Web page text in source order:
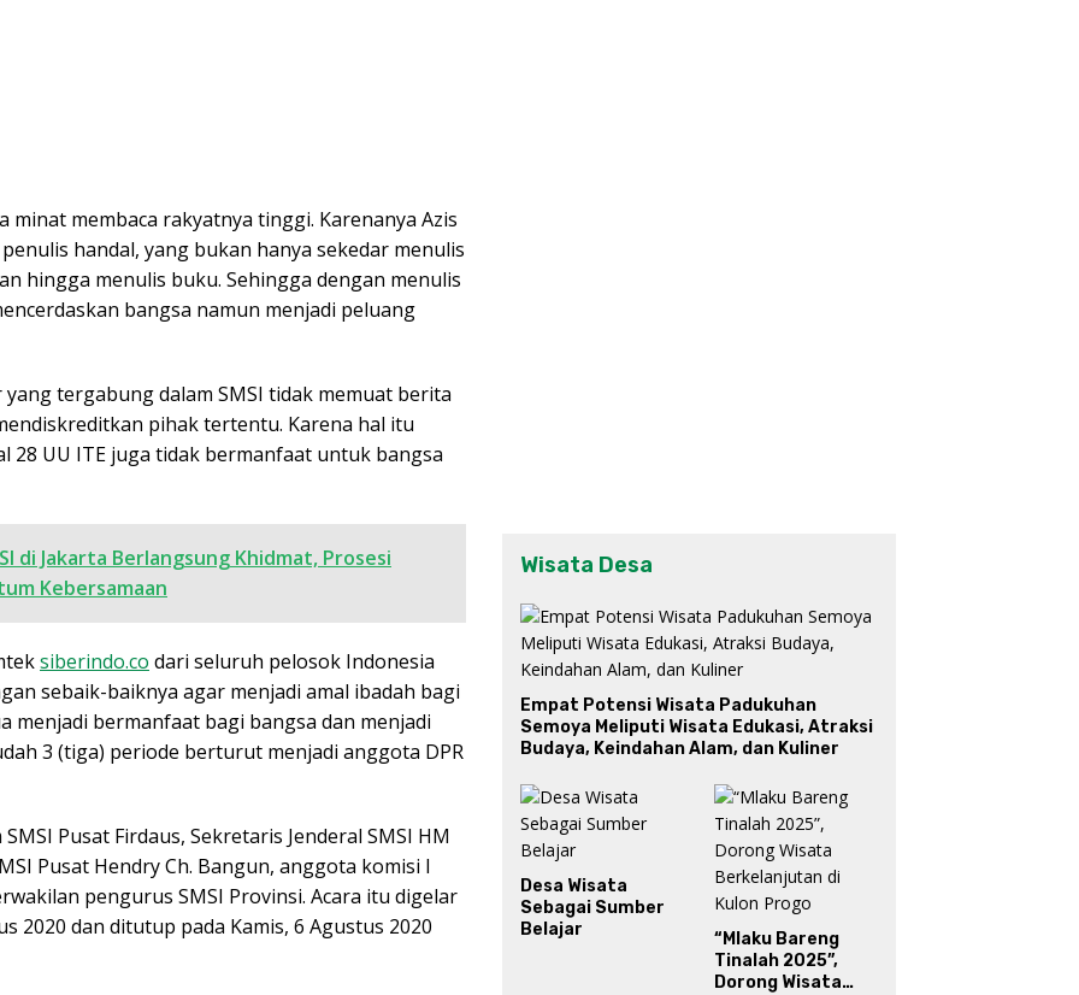
membaca rakyatnya tinggi. Karenanya Azis
handal, yang bukan hanya sekedar menulis
hingga menulis buku. Sehingga dengan menulis
bangsa namun menjadi peluang
tergabung dalam SMSI tidak memuat berita
pihak tertentu. Karena hal itu
28 UU ITE juga tidak bermanfaat untuk bangsa
di Jakarta Berlangsung Khidmat, Prosesi
Kebersamaan
siberindo.co dari seluruh pelosok Indonesia
sebaik-baiknya agar menjadi amal ibadah bagi
menjadi bermanfaat bagi bangsa dan menjadi
3 (tiga) periode berturut menjadi anggota DPR
Pusat Firdaus, Sekretaris Jenderal SMSI HM
Pusat Hendry Ch. Bangun, anggota komisi I
pengurus SMSI Provinsi. Acara itu digelar
2020 dan ditutup pada Kamis, 6 Agustus 2020
Wisata Desa
Empat Potensi Wisata Padukuhan
Semoya Meliputi Wisata Edukasi, Atraksi
Budaya, Keindahan Alam, dan Kuliner
Desa Wisata
Sebagai Sumber
Belajar
“Mlaku Bareng
Tinalah 2025”,
Dorong Wisata